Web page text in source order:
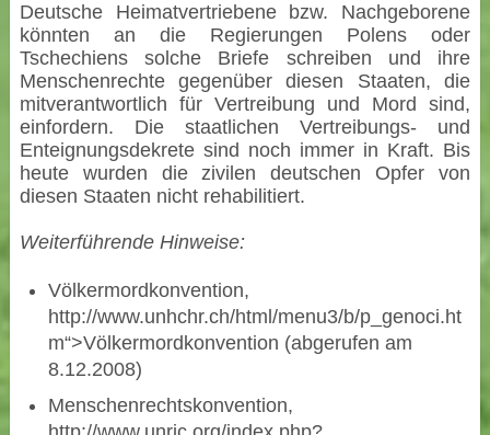
Deutsche Heimatvertriebene bzw. Nachgeborene
könnten an die Regierungen Polens oder
Tschechiens solche Briefe schreiben und ihre
Menschenrechte gegenüber diesen Staaten, die
mitverantwortlich für Vertreibung und Mord sind,
einfordern. Die staatlichen Vertreibungs- und
Enteignungsdekrete sind noch immer in Kraft. Bis
heute wurden die zivilen deutschen Opfer von
diesen Staaten nicht rehabilitiert.
Weiterführende Hinweise:
Völkermordkonvention,
http://www.unhchr.ch/html/menu3/b/p_genoci.ht
m“>Völkermordkonvention (abgerufen am
8.12.2008)
Menschenrechtskonvention,